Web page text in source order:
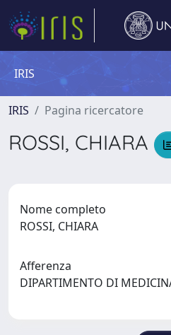
IRIS
IRIS Pagina ricercatore
ROSSI, CHIARA
Nome completo
ROSSI, CHIARA
Afferenza
DIPARTIMENTO DI